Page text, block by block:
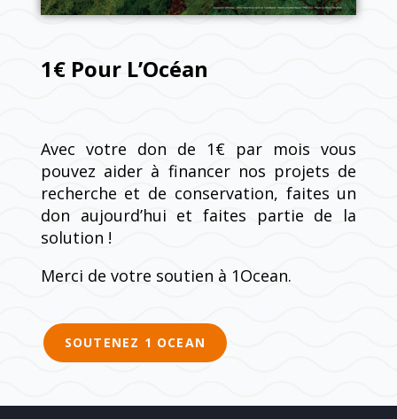
1€ Pour L’Océan
Avec votre don de 1€ par mois vous
pouvez aider à financer nos projets de
recherche et de conservation, faites un
don aujourd’hui et faites partie de la
solution !
Merci de votre soutien à 1Ocean.
SOUTENEZ 1 OCEAN